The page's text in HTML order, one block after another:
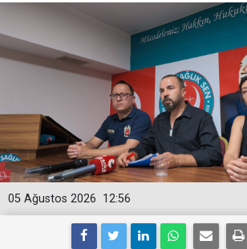
12:56
05 Ağustos 2026